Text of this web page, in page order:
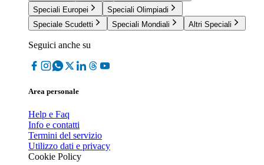
Speciali Europei
Speciali Olimpiadi
Speciale Scudetti
Speciali Mondiali Altri Speciali
Seguici anche su
Area personale
Help e Faq
Info e contatti
Termini del servizio
Utilizzo dati e privacy
Cookie Policy